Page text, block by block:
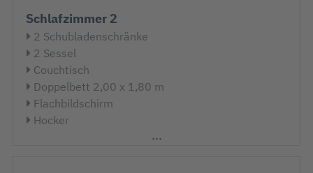
Schlafzimmer 2
2 Schubladenschränke
2 Sessel
Couchtisch
Doppelbett 2,00 x 1,80 m
Flachbildschirm
Hocker